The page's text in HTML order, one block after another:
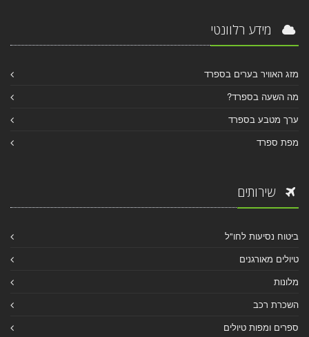
מידע רלוונטי
מזג האוויר בערים בספרד
מה השעה בספרד?
ערך מטבע בספרד
מפת ספרד
שירותים
ביטוח נסיעות לחו"ל
טיולים מאורגנים
מלונות
השכרת רכב
ספרים ומפות טיולים